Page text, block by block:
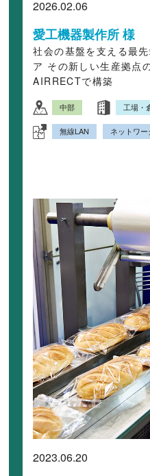
2026.02.06
愛工機器製作所 様
社会の基盤を支える最
ア その新しい生産拠点
AIRRECTで構築
中部 工場・
無線LAN ネットワ
2023.06.20